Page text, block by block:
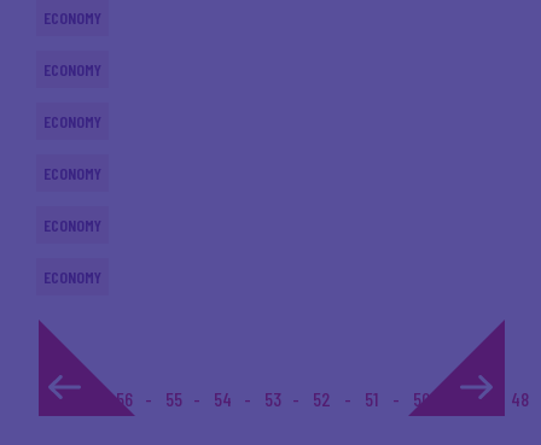
ECONOMY
ECONOMY
ECONOMY
ECONOMY
ECONOMY
ECONOMY
1... 56 55 54 53 52 51 50 49 48